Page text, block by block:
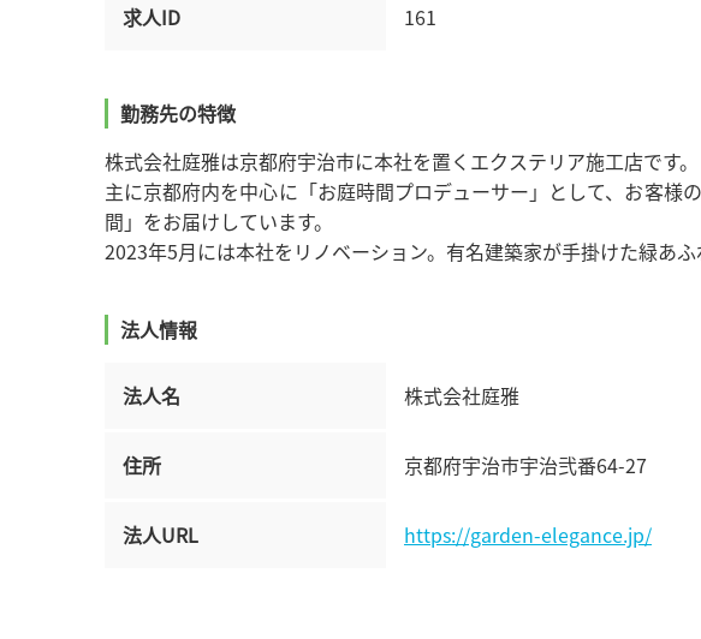
求人ID 161
勤務先の特徴
株式会社庭雅は京都府宇治市に本社を置くエクステリア施工店です。
主に京都府内を中心に「お庭時間プロデューサー」として、お客
間」をお届けしています。
2023年5月には本社をリノベーション。有名建築家が手掛けた緑あ
法人情報
法人名 株式会社庭雅
住所 京都府宇治市宇治弐番64-27
法人URL https://garden-elegance.jp/